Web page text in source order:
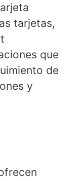
tarjetas,
que
de
y